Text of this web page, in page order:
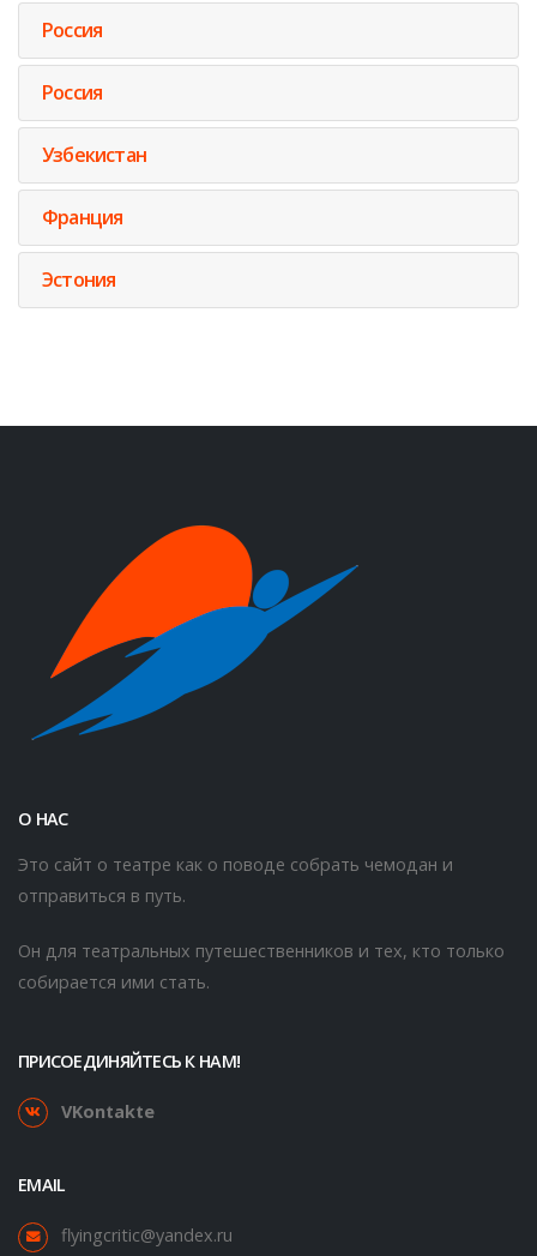
Россия
Россия
Узбекистан
Франция
Эстония
О НАС
Это сайт о театре как о поводе собрать чемодан и
отправиться в путь.
Он для театральных путешественников и тех, кто только
собирается ими стать.
ПРИСОЕДИНЯЙТЕСЬ К НАМ!
VKontakte
EMAIL
flyingcritic@yandex.ru